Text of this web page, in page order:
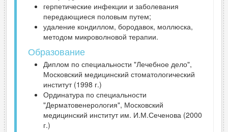
герпетические инфекции и заболевания
передающиеся половым путем;
удаление кондиллом, бородавок, моллюска,
методом микроволновой терапии.
Образование
Диплом по специальности "Лечебное дело",
Московский медицинский стоматологический
институт (1998 г.)
Ординатура по специальности
"Дерматовенерология", Московский
медицинский институт им. И.М.Сеченова (2000
г.)